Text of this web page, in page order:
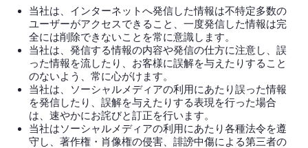
当社は、インターネットへ発信した情報は不特定多数の
ユーザーがアクセスできること、一度発信した情報は完
全には削除できないことを常に意識します。
当社は、発信する情報の内容や発信の仕方に注意し、誤
った情報を流したり、お客様に誤解を与えたりすること
のないよう、常に心がけます。
当社は、ソーシャルメディアの利用にあたり誤った情報
を発信したり、誤解を与えたりする表現を行った場合
は、速やかにお詫びと訂正を行います。
当社はソーシャルメディアの利用にあたり各種法令を遵
守し、著作権・肖像権の侵害、誹謗中傷による第三者の